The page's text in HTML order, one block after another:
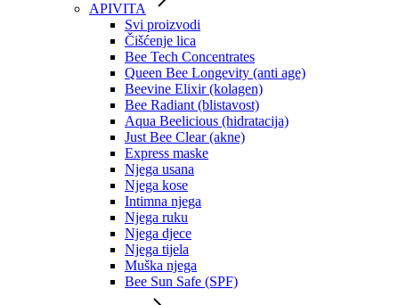
APIVITA
Svi proizvodi
Čišćenje lica
Bee Tech Concentrates
Queen Bee Longevity (anti age)
Beevine Elixir (kolagen)
Bee Radiant (blistavost)
Aqua Beelicious (hidratacija)
Just Bee Clear (akne)
Express maske
Njega usana
Njega kose
Intimna njega
Njega ruku
Njega djece
Njega tijela
Muška njega
Bee Sun Safe (SPF)